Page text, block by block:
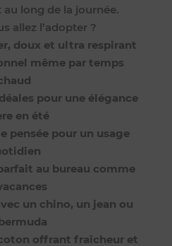
long de la journée.
allez l’adopter ?
doux et ultra respirant
même par temps
pour une élégance
en été
pensée pour un usage
au bureau comme
un chino, un jean ou
offrant fraîcheur et